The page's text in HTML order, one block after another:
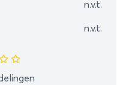
n.v.t.
n.v.t.